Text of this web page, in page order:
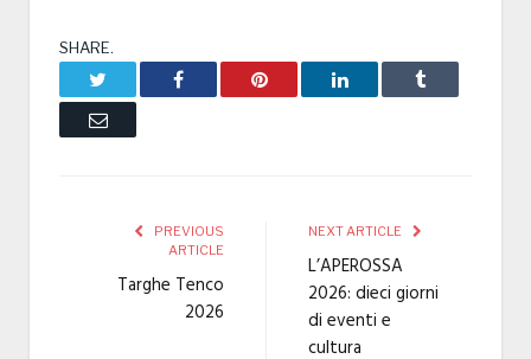
SHARE.
Facebook Pinterest LinkedIn Tumblr
Email
PREVIOUS
ARTICLE
Targhe Tenco
2026
NEXT ARTICLE
L’APEROSSA
2026: dieci giorni
di eventi e
cultura